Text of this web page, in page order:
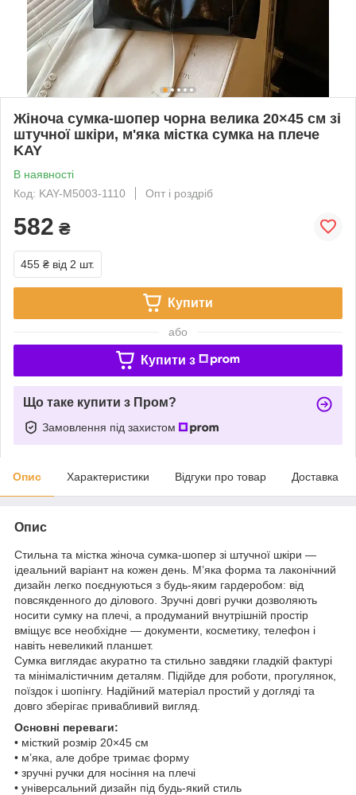
Жіноча сумка-шопер чорна велика 20×45 см зі
штучної шкіри, м'яка містка сумка на плече
KAY
В наявності
Код: KAY-M5003-1110
Опт і роздріб
582 ₴
455 ₴ від 2 шт.
Купити
або
Купити з
Що таке купити з Пром?
Замовлення під захистом
Опис Характеристики Відгуки про товар Доставка
Опис
Стильна та містка жіноча сумка-шопер зі штучної шкіри —
ідеальний варіант на кожен день. М’яка форма та лаконічний
дизайн легко поєднуються з будь-яким гардеробом: від
повсякденного до ділового. Зручні довгі ручки дозволяють
носити сумку на плечі, а продуманий внутрішній простір
вміщує все необхідне — документи, косметику, телефон і
навіть невеликий планшет.
Сумка виглядає акуратно та стильно завдяки гладкій фактурі
та мінімалістичним деталям. Підійде для роботи, прогулянок,
поїздок і шопінгу. Надійний матеріал простий у догляді та
довго зберігає привабливий вигляд.
Основні переваги:
• місткий розмір 20×45 см
• м’яка, але добре тримає форму
• зручні ручки для носіння на плечі
• універсальний дизайн під будь-який стиль